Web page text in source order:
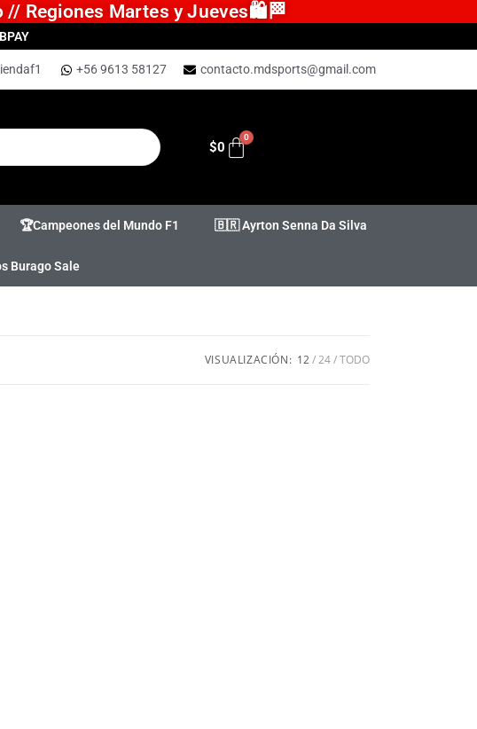
// Regiones Martes y Jueves🛍️🏁
+56 9613 58127 contacto.mdsports@gmail.com
$0
🏆Campeones del Mundo F1 🇧🇷 Ayrton Senna Da Silva
Burago Sale
VISUALIZACIÓN: 12 24 TODO